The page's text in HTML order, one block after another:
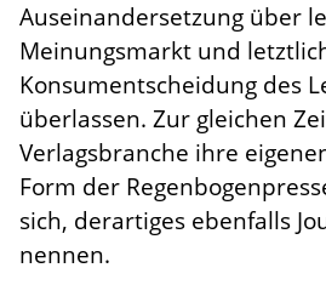
Auseinandersetzung über
Meinungsmarkt und
Konsumentscheidung des
überlassen. Zur gleichen
Verlagsbranche ihre
Form der
sich, derartiges ebenfalls
nennen.